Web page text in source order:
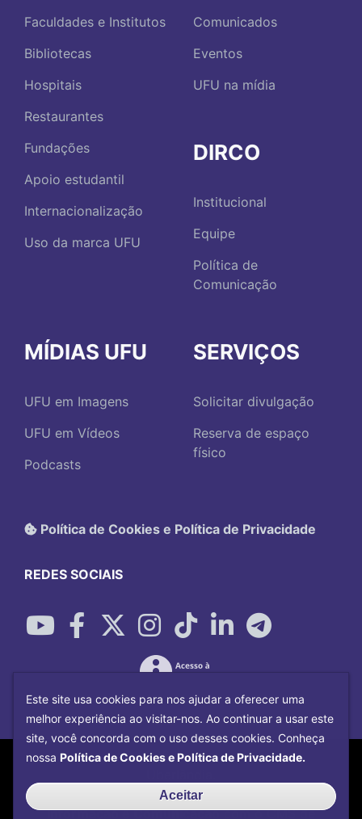
Faculdades e Institutos
Bibliotecas
Hospitais
Restaurantes
Fundações
Apoio estudantil
Internacionalização
Uso da marca UFU
Comunicados
Eventos
UFU na mídia
DIRCO
Institucional
Equipe
Política de
Comunicação
MÍDIAS UFU
UFU em Imagens
UFU em Vídeos
Podcasts
SERVIÇOS
Solicitar divulgação
Reserva de espaço
físico
Política de Cookies e Política de Privacidade
REDES SOCIAIS
Copyright©2026Universidade Federal
Centro de Tecnologia da
Informação e Comunicaçãocom o CMS de
Este site usa cookies para nos ajudar a oferecer uma
melhor experiência ao visitar-nos. Ao continuar a usar este
site, você concorda com o uso desses cookies. Conheça
nossa Política de Cookies e Política de Privacidade.
Aceitar